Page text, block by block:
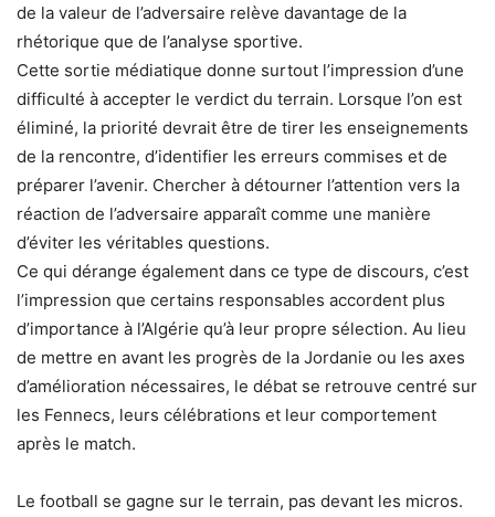
de la valeur de l’adversaire relève davantage de la
rhétorique que de l’analyse sportive.
Cette sortie médiatique donne surtout l’impression d’une
difficulté à accepter le verdict du terrain. Lorsque l’on est
éliminé, la priorité devrait être de tirer les enseignements
de la rencontre, d’identifier les erreurs commises et de
préparer l’avenir. Chercher à détourner l’attention vers la
réaction de l’adversaire apparaît comme une manière
d’éviter les véritables questions.
Ce qui dérange également dans ce type de discours, c’est
l’impression que certains responsables accordent plus
d’importance à l’Algérie qu’à leur propre sélection. Au lieu
de mettre en avant les progrès de la Jordanie ou les axes
d’amélioration nécessaires, le débat se retrouve centré sur
les Fennecs, leurs célébrations et leur comportement
après le match.
Le football se gagne sur le terrain, pas devant les micros.